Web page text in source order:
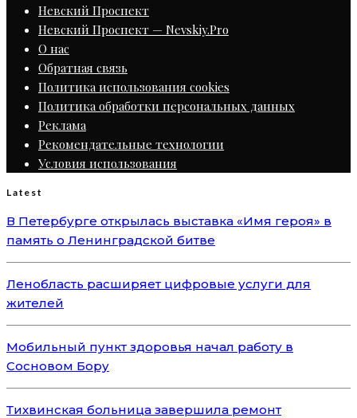
Невский Проспект
Невский Проспект — Nevskiy.Pro
О нас
Обратная связь
Политика использования cookies
Политика обработки персональных данных
Реклама
Рекомендательные технологии
Условия использования
Latest
В Петербурге открылась выставка «Имя героя» в
память о Ленинградской битве
Ленобласть расширяет цифровые услуги для
жителей
Мобильный пункт здоровья начал работу в
Сосновом Бору
Тихвинская больница завершила ремонт